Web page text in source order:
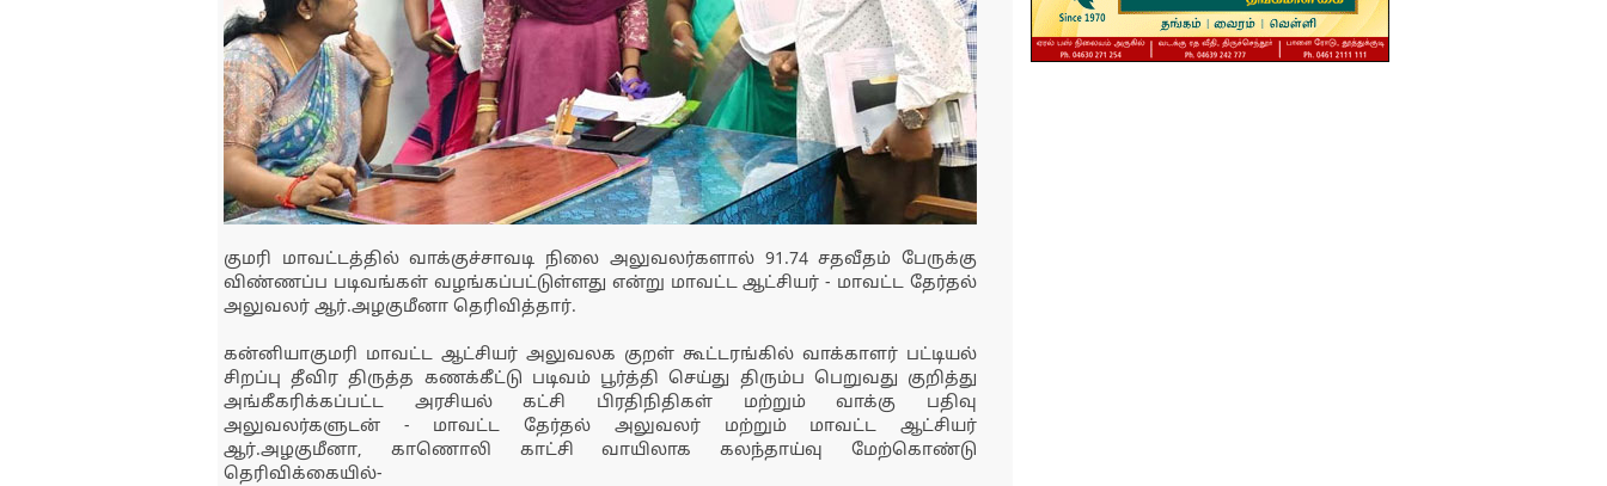
குமரி மாவட்டத்தில் வாக்குச்சாவடி நிலை அலுவலர்களால் 91.74 சதவீதம் பேருக்கு
விண்ணப்ப படிவங்கள் வழங்கப்பட்டுள்ளது என்று மாவட்ட ஆட்சியர் - மாவட்ட தேர்தல்
அலுவலர் ஆர்.அழகுமீனா தெரிவித்தார்.
கன்னியாகுமரி மாவட்ட ஆட்சியர் அலுவலக குறள் கூட்டரங்கில் வாக்காளர் பட்டியல்
சிறப்பு தீவிர திருத்த கணக்கீட்டு படிவம் பூர்த்தி செய்து திரும்ப பெறுவது குறித்து
அங்கீகரிக்கப்பட்ட அரசியல் கட்சி பிரதிநிதிகள் மற்றும் வாக்கு பதிவு
அலுவலர்களுடன் - மாவட்ட தேர்தல் அலுவலர் மற்றும் மாவட்ட ஆட்சியர்
ஆர்.அழகுமீனா, காணொலி காட்சி வாயிலாக கலந்தாய்வு மேற்கொண்டு
தெரிவிக்கையில்-